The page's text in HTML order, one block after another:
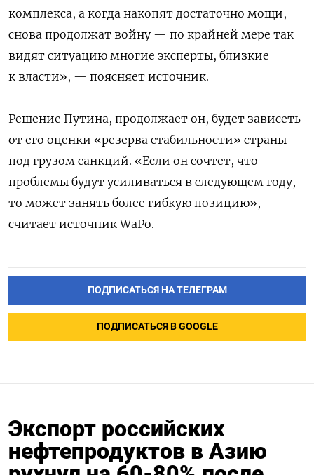
комплекса, а когда накопят достаточно мощи,
снова продолжат войну — по крайней мере так
видят ситуацию многие эксперты, близкие
к власти», — поясняет источник.
Решение Путина, продолжает он, будет зависеть
от его оценки «резерва стабильности» страны
под грузом санкций. «Если он сочтет, что
проблемы будут усиливаться в следующем году,
то может занять более гибкую позицию», —
считает источник WaPo.
ПОДПИСАТЬСЯ НА ТЕЛЕГРАМ
ПОДПИСАТЬСЯ В GOOGLE
Экспорт российских
нефтепродуктов в Азию